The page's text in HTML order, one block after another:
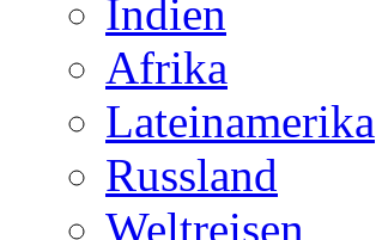
Indien
Afrika
Lateinamerika
Russland
Weltreisen